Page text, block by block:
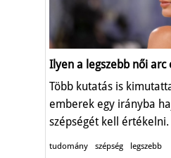
Ilyen a legszebb női arc
Több kutatás is
emberek egy irányba
szépségét kell értékelni.
tudomány szépség legszebb